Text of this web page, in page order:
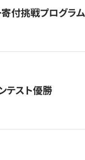
付挑戦プログラ
テスト優勝